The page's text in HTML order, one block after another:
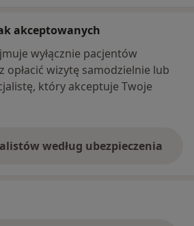
akceptowanych
wyłącznie pacjentów
opłacić wizytę samodzielnie lub
który akceptuje Twoje
według ubezpieczenia